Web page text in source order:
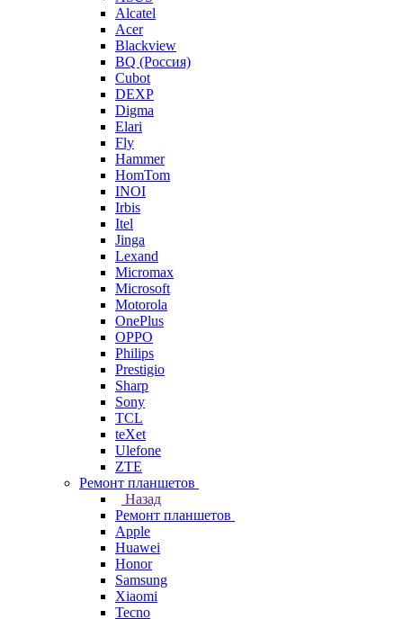
Alcatel
Acer
Blackview
BQ (Россия)
Cubot
DEXP
Digma
Elari
Fly
Hammer
HomTom
INOI
Irbis
Itel
Jinga
Lexand
Micromax
Microsoft
Motorola
OnePlus
OPPO
Philips
Prestigio
Sharp
Sony
TCL
teXet
Ulefone
ZTE
Ремонт планшетов
Назад
Ремонт планшетов
Apple
Huawei
Honor
Samsung
Xiaomi
Tecno